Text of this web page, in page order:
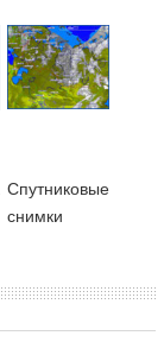
Cпутниковые
снимки